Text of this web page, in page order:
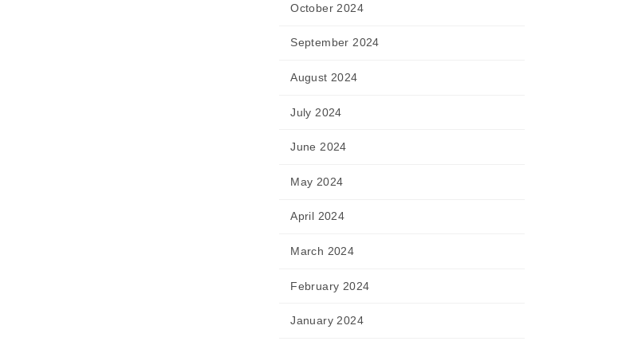
October 2024
September 2024
August 2024
July 2024
June 2024
May 2024
April 2024
March 2024
February 2024
January 2024